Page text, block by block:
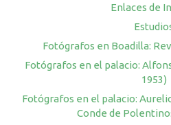
Enlaces de
Fotógrafos en Boadilla:
Fotógrafos en el palacio:
1953)
Fotógrafos en el palacio:
Conde de